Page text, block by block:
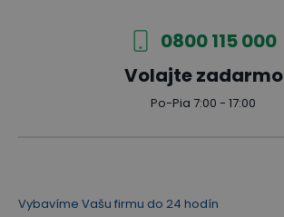
0800 115 000
Volajte zadarmo
Po-Pia 7:00 - 17:00
Vybavíme Vašu firmu do 24 hodín